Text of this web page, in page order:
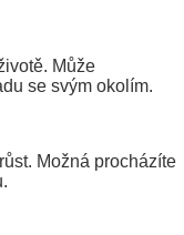
Může
se svým okolím.
Možná procházíte